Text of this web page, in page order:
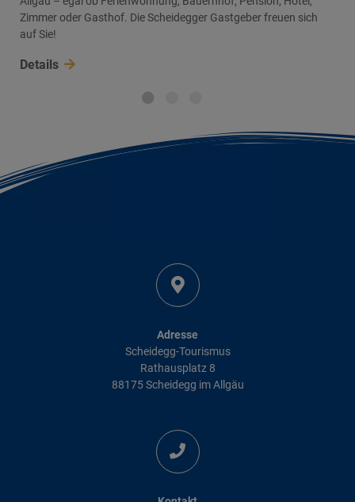
Zimmer oder Gasthof. Die Scheidegger Gastgeber freuen sich
auf Sie!
Details
Adresse
Scheidegg-Tourismus
Rathausplatz 8
88175 Scheidegg im Allgäu